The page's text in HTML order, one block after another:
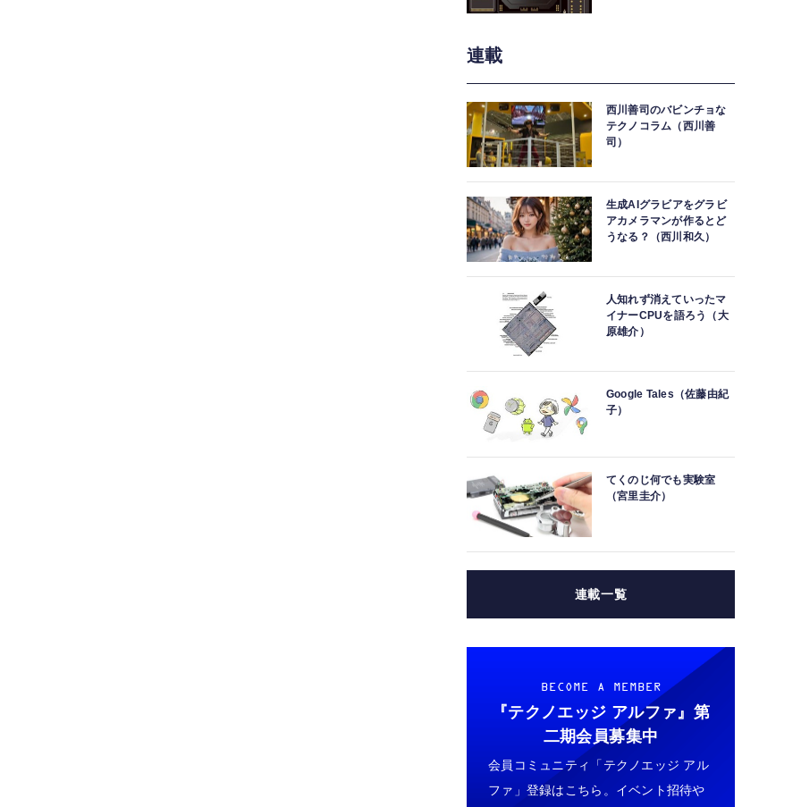
連載
西川善司のバビンチョな
テクノコラム（西川善
司）
生成AIグラビアをグラビ
アカメラマンが作るとど
うなる？（西川和久）
人知れず消えていったマ
イナーCPUを語ろう（大
原雄介）
Google Tales（佐藤由紀
子）
てくのじ何でも実験室
（宮里圭介）
連載一覧
BECOME A MEMBER
『テクノエッジ アルファ』 第
二期会員募集中
会員コミュニティ「テクノエッジ アル
ファ」登録はこちら。イベント招待や